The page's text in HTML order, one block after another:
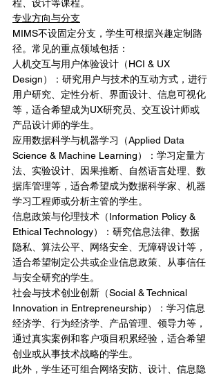
程、设计等课程。
专业方向与分支
MIMS不设固定分支，学生可根据兴趣定制路
径。常见的重点领域包括：
人机交互与用户体验设计（HCI & UX
Design）：研究用户与技术的互动方式，进行
用户研究、定性分析、界面设计、信息可视化
等，适合希望成为UX研究员、交互设计师或
产品设计师的学生。
应用数据科学与机器学习（Applied Data
Science & Machine Learning）：学习定量方
法、实验设计、因果推断、自然语言处理、数
据库管理等，适合希望成为数据科学家、机器
学习工程师或分析主管的学生。
信息政策与伦理技术（Information Policy &
Ethical Technology）：研究信息法律、数据
隐私、算法公平、网络安全、无障碍设计等，
适合希望制定公共或企业信息政策、从事信任
与安全研究的学生。
社会与技术创业创新（Social & Technical
Innovation in Entrepreneurship）：学习信息
经济学、行为经济学、产品管理、领导力等，
通过真实案例和客户项目积累经验，适合希望
创业或从事技术战略的学生。
此外，学生还可组合网络安防、设计、信息隐